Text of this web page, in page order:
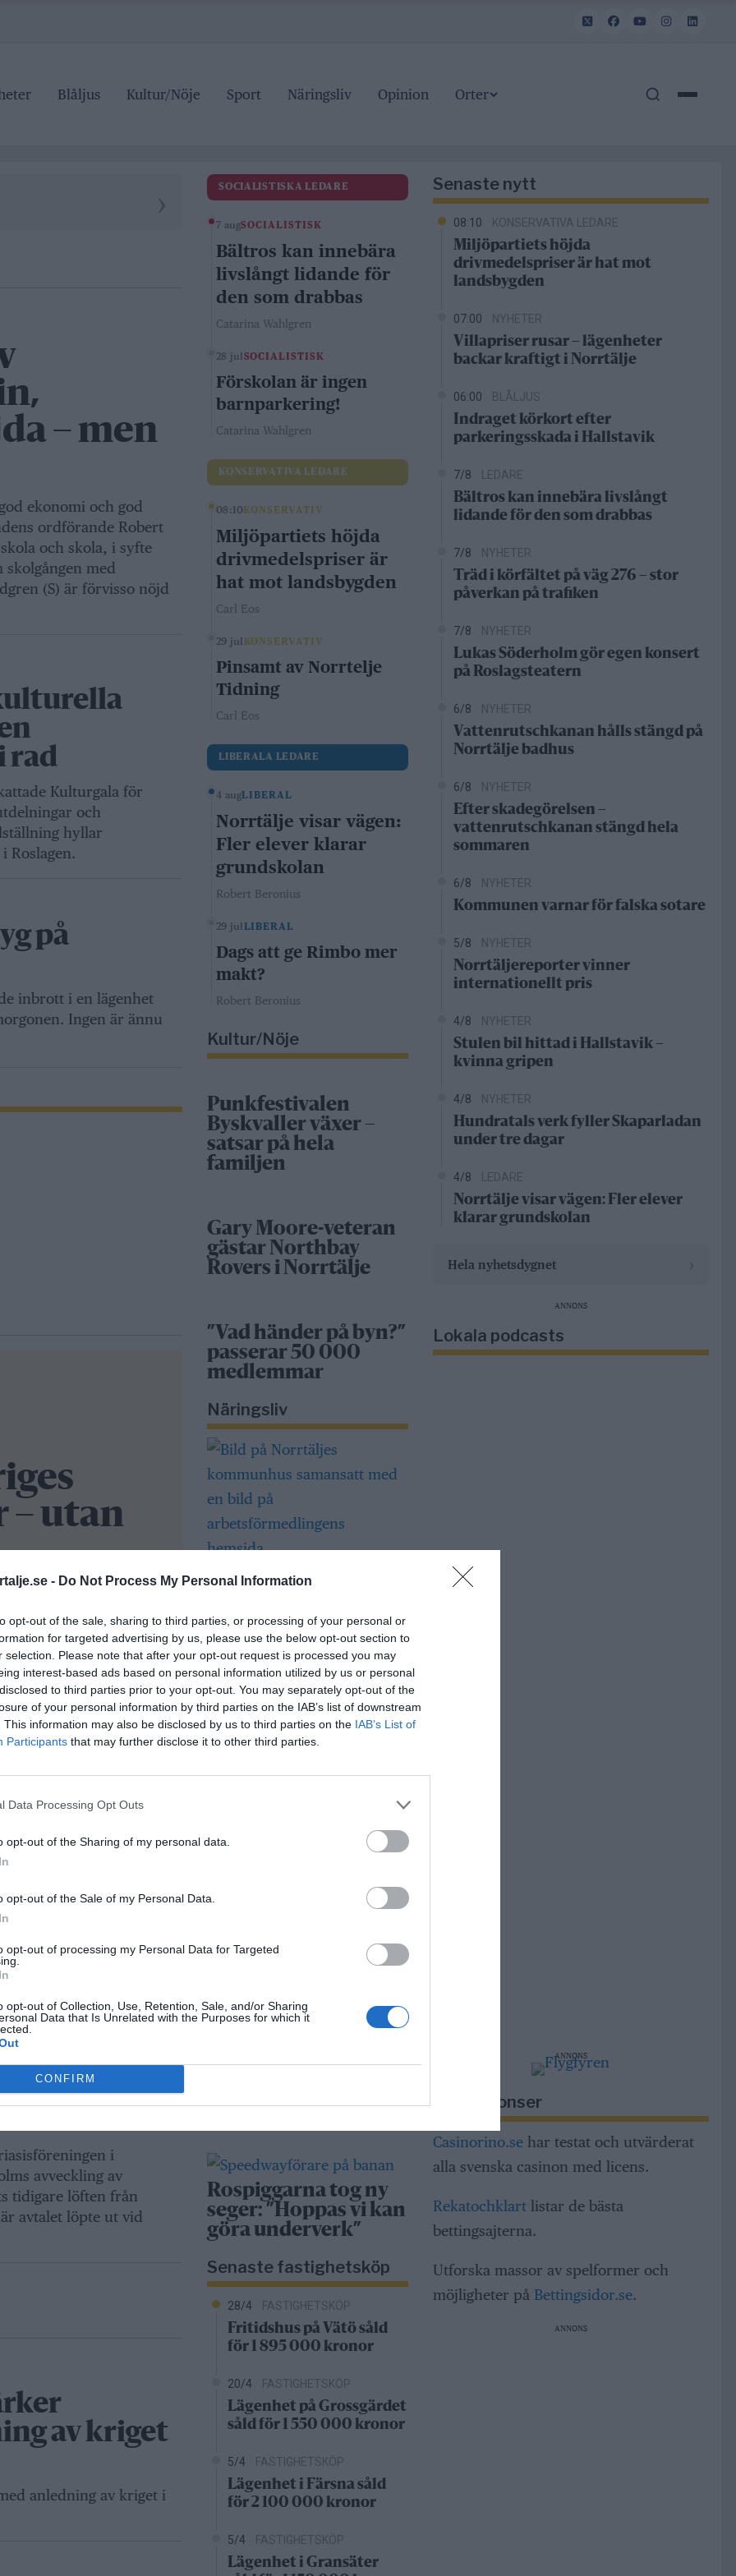
- Do Not Process My Personal Information
opt-out of the sale, sharing to third parties, or processing of your personal or
for targeted advertising by us, please use the below opt-out section to
selection. Please note that after your opt-out request is processed you may
interest-based ads based on personal information utilized by us or personal
to third parties prior to your opt-out. You may separately opt-out of the
of your personal information by third parties on the IAB’s list of downstream
This information may also be disclosed by us to third parties on the IAB’s List of
Participants that may further disclose it to other third parties.
Data Processing Opt Outs
opt-out of the Sharing of my personal data.
opt-out of the Sale of my Personal Data.
opt-out of processing my Personal Data for Targeted
opt-out of Collection, Use, Retention, Sale, and/or Sharing
Data that Is Unrelated with the Purposes for which it
CONFIRM
Blåljus Kultur/Nöje Sport Näringsliv Opinion Orter
– men
ekonomi och god
ordförande Robert
och skola, i syfte
med
(S) är förvisso nöjd
rad
Kulturgala för
och
hyllar
Roslagen.
på
inbrott i en lägenhet
Ingen är ännu
– utan
och gårdsägaren
mest kända
Men det
kvarn som han
om hans
och
är en symfoni av hårt
stadens gränser"
i
(S)
om
i
avveckling av
tidigare löften från
avtalet löpte ut vid
av kriget
anledning av kriget i
SOCIALISTISKA LEDARE
7 augSOCIALISTISK
Bältros kan innebära
livslångt lidande för
den som drabbas
Catarina Wahlgren
28 jul SOCIALISTISK
Förskolan är ingen
barnparkering!
Catarina Wahlgren
KONSERVATIVA LEDARE
08:10 KONSERVATIV
Miljöpartiets höjda
drivmedelspriser är
hat mot landsbygden
Carl Eos
29 jul KONSERVATIV
Pinsamt av Norrtelje
Tidning
Carl Eos
LIBERALA LEDARE
4 augLIBERAL
Norrtälje visar vägen:
Fler elever klarar
grundskolan
Robert Beronius
29 jul LIBERAL
Dags att ge Rimbo mer
makt?
Robert Beronius
Kultur/Nöje
Punkfestivalen
Byskvaller växer –
satsar på hela
familjen
Gary Moore-veteran
gästar Northbay
Rovers i Norrtälje
”Vad händer på byn?”
passerar 50 000
medlemmar
Näringsliv
Så många är
Norrtälje
Bino Drummond gör
comeback – tar plats
i styrelse
Säkerhetslösningar i
väljer inbrottslarm,
kameraövervakning och
för hemmamatch
mot serieledarna
fotbollsnätverk med
Rospiggarna tog ny
seger: ”Hoppas vi kan
göra underverk”
Senaste fastighetsköp
28/4 FASTIGHETSKÖP
Fritidshus på Vätö såld
för 1 895 000 kronor
20/4 FASTIGHETSKÖP
Lägenhet på Grossgärdet
såld för 1 550 000 kronor
5/4 FASTIGHETSKÖP
Lägenhet i Färsna såld
för 2 100 000 kronor
5/4 FASTIGHETSKÖP
Lägenhet i Gransäter
Senaste nytt
08:10 KONSERVATIVA LEDARE
Miljöpartiets höjda
drivmedelspriser är hat mot
landsbygden
07:00 NYHETER
Villapriser rusar – lägenheter
backar kraftigt i Norrtälje
06:00 BLÅLJUS
Indraget körkort efter
parkeringsskada i Hallstavik
7/8 LEDARE
Bältros kan innebära livslångt
lidande för den som drabbas
7/8 NYHETER
Träd i körfältet på väg 276 – stor
påverkan på trafiken
7/8 NYHETER
Lukas Söderholm gör egen konsert
på Roslagsteatern
6/8 NYHETER
Vattenrutschkanan hålls stängd på
Norrtälje badhus
6/8 NYHETER
Efter skadegörelsen –
vattenrutschkanan stängd hela
sommaren
6/8 NYHETER
Kommunen varnar för falska sotare
5/8 NYHETER
Norrtäljereporter vinner
internationellt pris
4/8 NYHETER
Stulen bil hittad i Hallstavik –
kvinna gripen
4/8 NYHETER
Hundratals verk fyller Skaparladan
under tre dagar
4/8 LEDARE
Norrtälje visar vägen: Fler elever
klarar grundskolan
Hela nyhetsdygnet
ANNONS
Lokala podcasts
ANNONS
Riksannonser
Casinorino.sehar testat och utvärderat
alla svenska casinon med licens.
Rekatochklartlistar de bästa
bettingsajterna.
Utforska massor av spelformer och
möjligheter på Bettingsidor.se.
ANNONS